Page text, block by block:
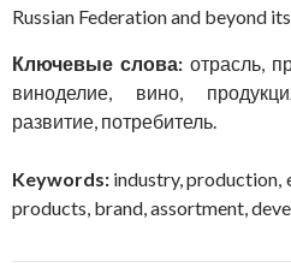
Russian Federation and beyond
Ключевые слова: отрасль,
виноделие, вино,
развитие, потребитель.
Keywords: industry, production,
products, brand, assortment,